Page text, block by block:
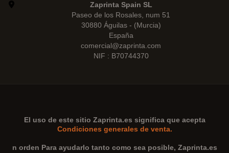
Zaprinta Spain SL
Paseo de los Rosales, num 51
30880 Águilas - (Murcia)
España
comercial@zaprinta.com
NIF : B70744370
El uso de este sitio Zaprinta.es significa que acepta
Condiciones generales de venta.
n orden Para ayudarlo tanto como sea posible, Zaprinta.es